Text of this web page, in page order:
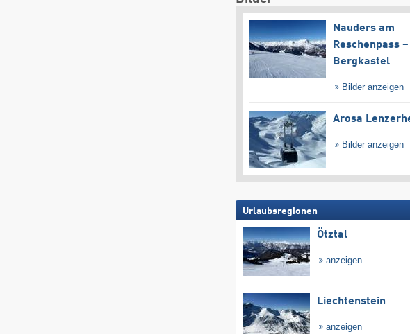
Nauders am
Reschenpass –
Bergkastel
Bilder anzeigen
Arosa
Bilder anzeigen
Urlaubsregionen
Ötztal
anzeigen
Liechtenstein
anzeigen